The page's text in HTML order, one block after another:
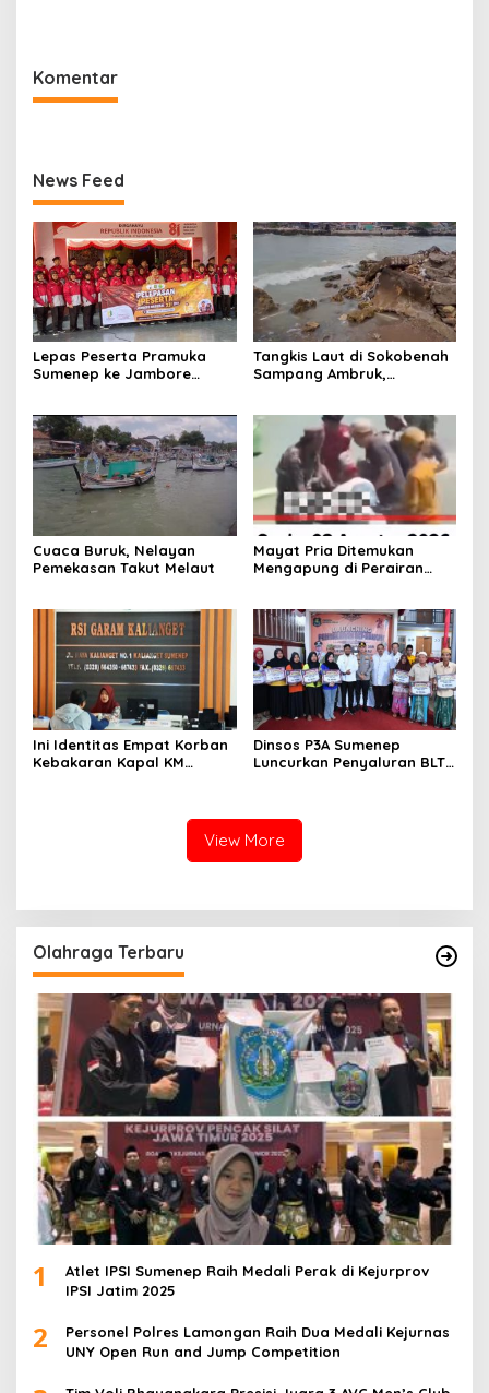
Komentar
News Feed
Lepas Peserta Pramuka
Sumenep ke Jambore
Tangkis Laut di Sokobenah
Sampang Ambruk,
Cuaca Buruk, Nelayan
Pemekasan Takut Melaut
Mayat Pria Ditemukan
Mengapung di Perairan
Ini Identitas Empat Korban
Kebakaran Kapal KM
Dinsos P3A Sumenep
Luncurkan Penyaluran BLT
View More
Olahraga Terbaru
1
Atlet IPSI Sumenep Raih Medali Perak di Kejurprov
IPSI Jatim 2025
2
Personel Polres Lamongan Raih Dua Medali Kejurnas
UNY Open Run and Jump Competition